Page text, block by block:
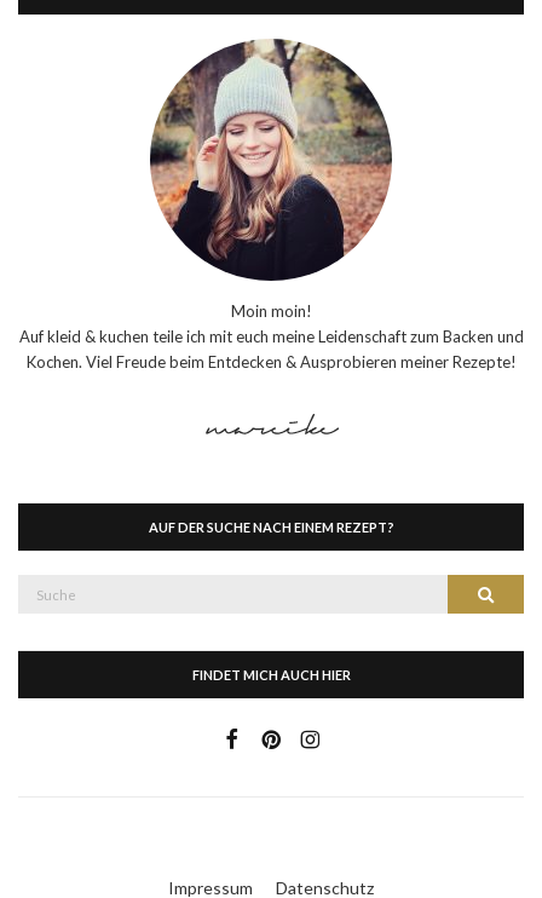
Moin moin!
Auf kleid & kuchen teile ich mit euch meine Leidenschaft zum Backen und
Kochen. Viel Freude beim Entdecken & Ausprobieren meiner Rezepte!
AUF DER SUCHE NACH EINEM REZEPT?
Suche
FINDET MICH AUCH HIER
Impressum Datenschutz